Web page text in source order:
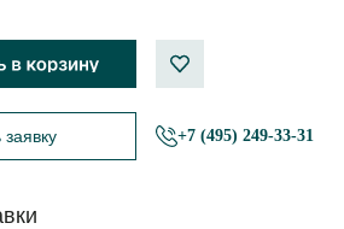
+7 (495) 249-33-31